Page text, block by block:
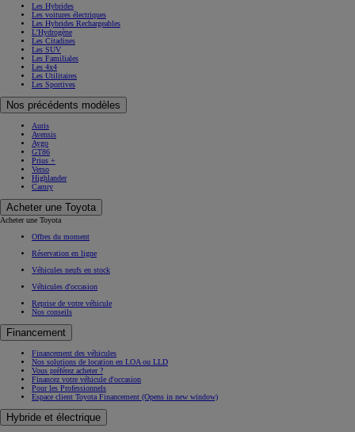
Les Hybrides
Les voitures électriques
Les Hybrides Rechargeables
L'Hydrogène
Les Citadines
Les SUV
Les Familiales
Les 4x4
Les Utilitaires
Les Sportives
Nos précédents modèles
Auris
Avensis
Aygo
GT86
Prius +
Verso
Highlander
Camry
Acheter une Toyota
Acheter une Toyota
Offres du moment
Réservation en ligne
Véhicules neufs en stock
Véhicules d'occasion
Reprise de votre véhicule
Nos conseils
Financement
Financement des véhicules
Nos solutions de location en LOA ou LLD
Vous préférez acheter ?
Financez votre véhicule d'occasion
Pour les Professionnels
Espace client Toyota Financement (Opens in new window)
Hybride et électrique